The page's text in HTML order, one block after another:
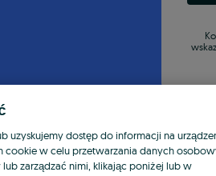
uzyskujemy dostęp do informacji na
w celu przetwarzania danych
zarządzać nimi, klikając poniżej lub w